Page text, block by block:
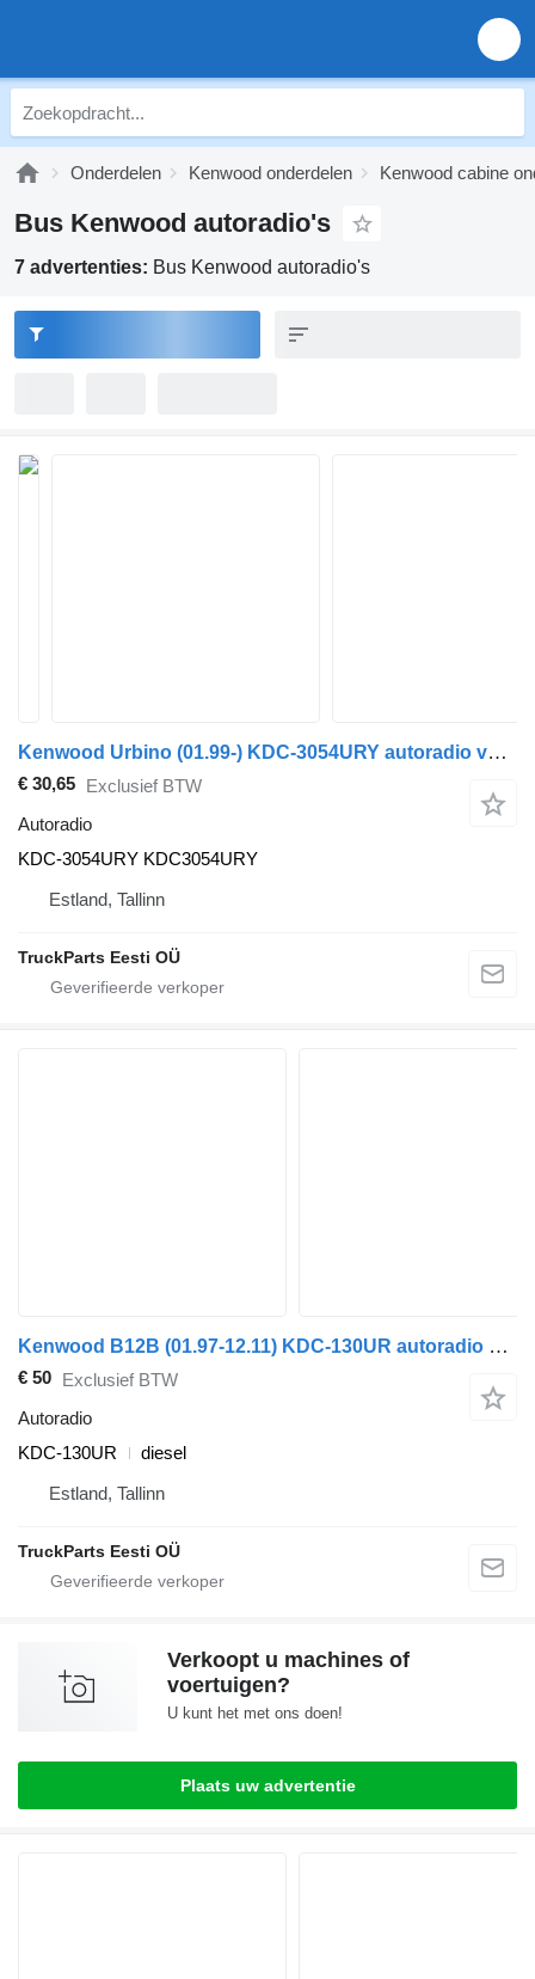
Onderdelen Kenwood onderdelen Kenwood cabine
Bus Kenwood autoradio's
7 advertenties: Bus Kenwood autoradio's
Kenwood Urbino (01.99-) KDC-3054URY autoradio voor Solaris Urbino, Alpino, Vacanza (1999-) bus
€ 30,65 Exclusief BTW
Autoradio
KDC-3054URY KDC3054URY
Estland, Tallinn
TruckParts Eesti OÜ
Kenwood B12B (01.97-12.11) KDC-130UR autoradio voor Volvo B6, B7, B9, B10, B12 bus (1978-2011)
€ 50 Exclusief BTW
Autoradio
KDC-130UR
diesel
Estland, Tallinn
TruckParts Eesti OÜ
Verkoopt u machines of
voertuigen?
U kunt het met ons doen!
Plaats uw advertentie